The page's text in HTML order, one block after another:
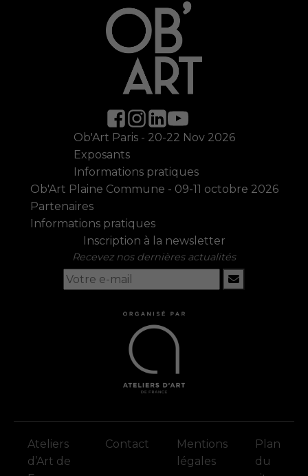
Ob'Art Paris - 20-22 Nov 2026
Exposants
Informations pratiques
Ob'Art Plaine Commune - 09-11 octobre 2026
Partenaires
Informations pratiques
Inscription à la newsletter
Recevez nos dernières actualités
Ateliers
d’Art de
Contact
Mentions
légales
Plan
du